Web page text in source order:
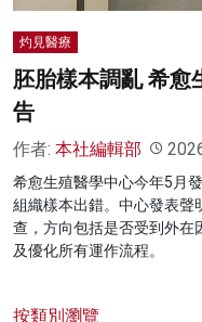
灼見醫療
胚胎樣本調亂 希愈
告
作者: 本社編輯部
希愈生殖醫學中心今年5月
組織樣本出錯。中心發表聲
查，方向包括是否受到外在
及優化所有運作流程。
按類別瀏覽